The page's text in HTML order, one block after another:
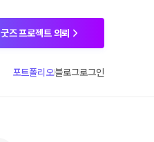
굿즈 프로젝트 의뢰
포트폴리오블로그로그인